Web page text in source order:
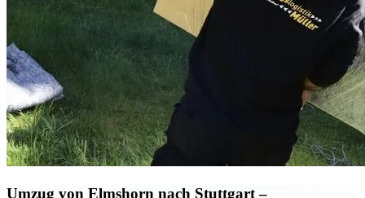
Umzug von Elmshorn nach Stuttgart –